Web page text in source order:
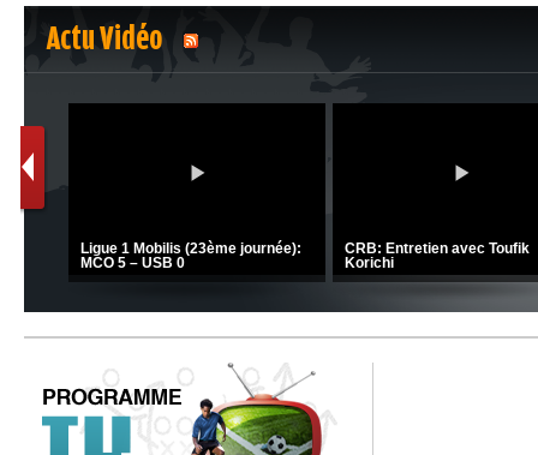
Actu Vidéo
1 2
CRB: Entretien avec Toufik
Korichi
Ligue 1 Mobilis (23ème journée):
MCO 5 – USB 0